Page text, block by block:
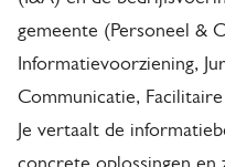
gemeente (Personeel &
Informatievoorziening,
Communicatie,
Je vertaalt de